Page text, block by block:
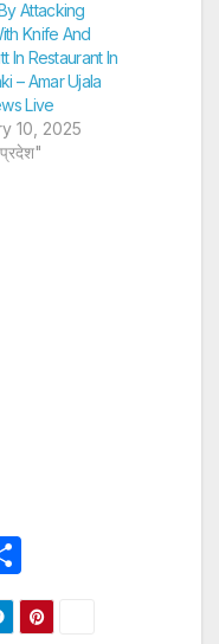
Attacking
Knife And
In Restaurant In
– Amar Ujala
Live
10, 2025
h
ar